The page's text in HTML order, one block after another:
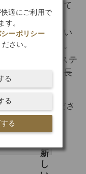
場で回収させて
には、ご利用い
了承ください。
常のショートステ
（税込）の延長
以下をご覧くださ
適にご利用で
す。
ーポリシー
さい。
る
る
る